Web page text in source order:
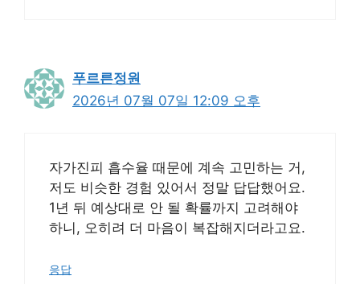
푸르른정원
2026년 07월 07일 12:09 오후
자가진피 흡수율 때문에 계속 고민하는 거,
저도 비슷한 경험 있어서 정말 답답했어요.
1년 뒤 예상대로 안 될 확률까지 고려해야
하니, 오히려 더 마음이 복잡해지더라고요.
응답